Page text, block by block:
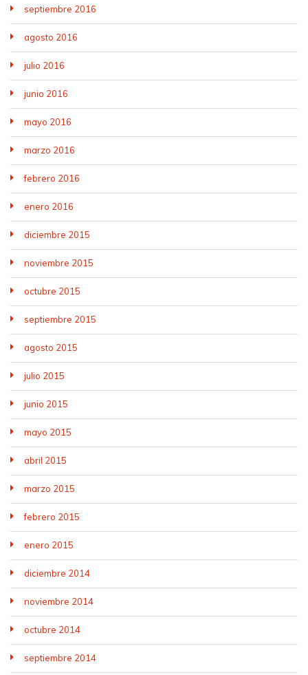
septiembre 2016
agosto 2016
julio 2016
junio 2016
mayo 2016
marzo 2016
febrero 2016
enero 2016
diciembre 2015
noviembre 2015
octubre 2015
septiembre 2015
agosto 2015
julio 2015
junio 2015
mayo 2015
abril 2015
marzo 2015
febrero 2015
enero 2015
diciembre 2014
noviembre 2014
octubre 2014
septiembre 2014